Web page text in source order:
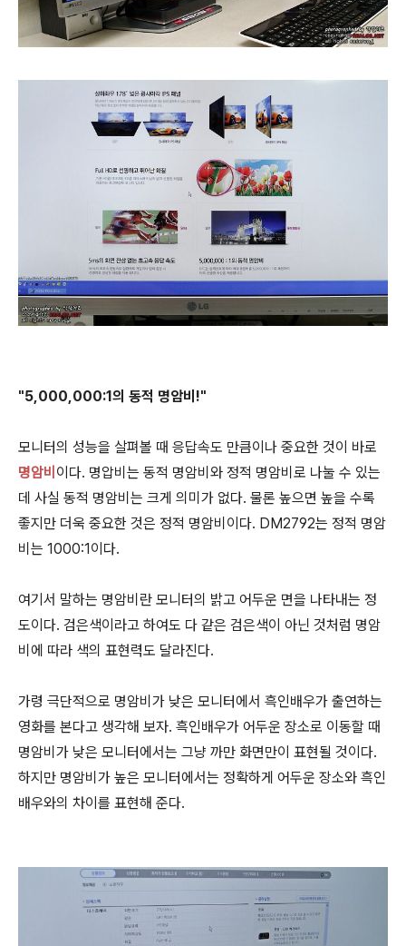
"5,000,000:1의 동적 명암비!"
모니터의 성능을 살펴볼 때 응답속도 만큼이나 중요한 것이 바로
명암비 이다. 명압비는 동적 명암비와 정적 명암비로 나눌 수 있는
데 사실 동적 명암비는 크게 의미가 없다. 물론 높으면 높을 수록
좋지만 더욱 중요한 것은 정적 명암비이다. DM2792는 정적 명암
비는 1000:1이다.
여기서 말하는 명암비란 모니터의 밝고 어두운 면을 나타내는 정
도이다. 검은색이라고 하여도 다 같은 검은색이 아닌 것처럼 명암
비에 따라 색의 표현력도 달라진다.
가령 극단적으로 명암비가 낮은 모니터에서 흑인배우가 출연하는
영화를 본다고 생각해 보자. 흑인배우가 어두운 장소로 이동할 때
명암비가 낮은 모니터에서는 그냥 까만 화면만이 표현될 것이다.
하지만 명암비가 높은 모니터에서는 정확하게 어두운 장소와 흑인
배우와의 차이를 표현해 준다.